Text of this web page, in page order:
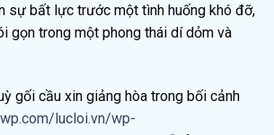
sự bất lực trước một tình huống khó đỡ,
gọn trong một phong thái dí dỏm và
gối cầu xin giảng hòa trong bối cảnh
lucloi.vn/wp-